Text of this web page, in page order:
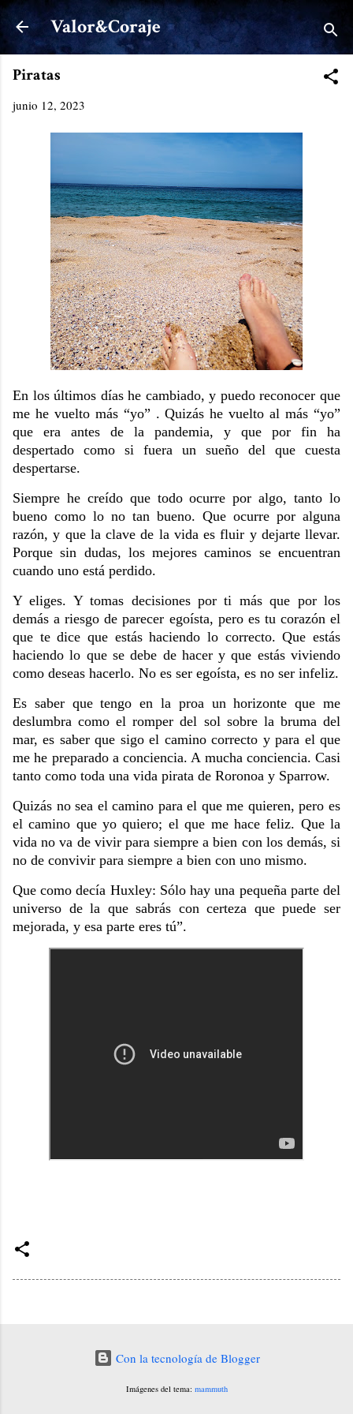
Ir al contenido principal
Valor&Coraje
Piratas
junio 12, 2023
En los últimos días he cambiado, y puedo reconocer que
me he vuelto más “yo” .Quizás he vuelto al más “yo”
que era antes de la pandemia, y que por fin ha
despertado como si fuera un sueño del que cuesta
despertarse.
Siempre he creído que todo ocurre por algo, tanto lo
bueno como lo no tan bueno. Que ocurre por alguna
razón, y que la clave de la vida es fluir y dejarte llevar.
Porque sin dudas, los mejores caminos se encuentran
cuando uno está perdido.
Y eliges. Y tomas decisiones por ti más que por los
demás a riesgo de parecer egoísta, pero es tu corazón el
que te dice que estás haciendo lo correcto. Que estás
haciendo lo que se debe de hacer y que estás viviendo
como deseas hacerlo. No es ser egoísta, es no ser infeliz.
Es saber que tengo en la proa un horizonte que me
deslumbra como el romper del sol sobre la bruma del
mar, es saber que sigo el camino correcto y para el que
me he preparado a conciencia. A mucha conciencia. Casi
tanto como toda una vida pirata de Roronoa y Sparrow.
Quizás no sea el camino para el que me quieren, pero es
el camino que yo quiero; el que me hace feliz. Que la
vida no va de vivir para siempre a bien con los demás, si
no de convivir para siempre a bien con uno mismo.
Que como decía Huxley: Sólo hay una pequeña parte del
universo de la que sabrás con certeza que puede ser
mejorada, y esa parte eres tú”.
Con la tecnología de Blogger
Imágenes del tema: mammuth